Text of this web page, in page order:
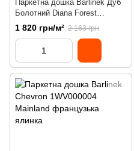
Паркетна дошка Barlinek Дуб
Болотний Diana Forest
D14180-T
1 820 грн/м² 2 163 грн